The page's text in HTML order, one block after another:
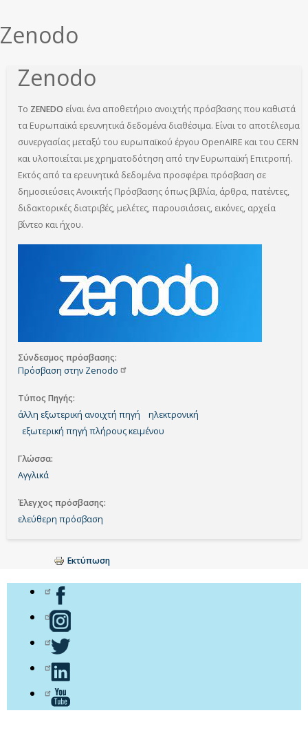
Zenodo
Zenodo
Το ZENEDO είναι ένα αποθετήριο ανοιχτής πρόσβασης που καθιστά
τα Ευρωπαϊκά ερευνητικά δεδομένα διαθέσιμα. Είναι το αποτέλεσμα
συνεργασίας μεταξύ του ευρωπαϊκού έργου OpenAIRE και του CERN
και υλοποιείται με χρηματοδότηση από την Ευρωπαϊκή Επιτροπή.
Εκτός από τα ερευνητικά δεδομένα προσφέρει πρόσβαση σε
δημοσιεύσεις Ανοικτής Πρόσβασης όπως βιβλία, άρθρα, πατέντες,
διδακτορικές διατριβές, μελέτες, παρουσιάσεις, εικόνες, αρχεία
βίντεο και ήχου.
Σύνδεσμος πρόσβασης
Πρόσβαση στην Zenodo
Τύπος Πηγής
άλλη εξωτερική ανοιχτή πηγή
ηλεκτρονική
εξωτερική πηγή πλήρους κειμένου
Γλώσσα
Αγγλικά
Έλεγχος πρόσβασης
ελεύθερη πρόσβαση
Εκτύπωση